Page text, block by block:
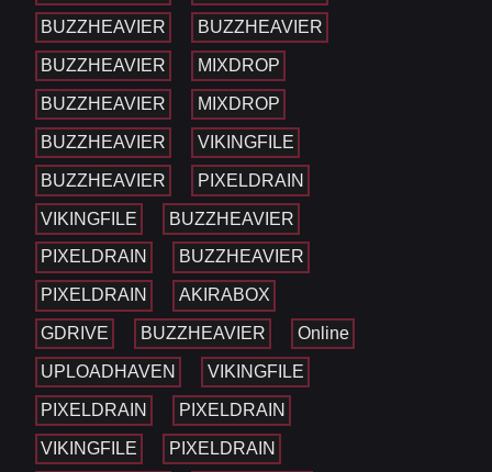
BUZZHEAVIER BUZZHEAVIER
BUZZHEAVIER MIXDROP
BUZZHEAVIER MIXDROP
BUZZHEAVIER VIKINGFILE
BUZZHEAVIER PIXELDRAIN
VIKINGFILE BUZZHEAVIER
PIXELDRAIN BUZZHEAVIER
PIXELDRAIN AKIRABOX
GDRIVE BUZZHEAVIER Online
UPLOADHAVEN VIKINGFILE
PIXELDRAIN PIXELDRAIN
VIKINGFILE PIXELDRAIN